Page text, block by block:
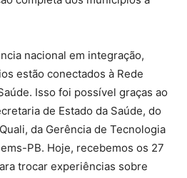
nacional em integração,
estão conectados à Rede
Isso foi possível graças ao
de Estado da Saúde, do
da Gerência de Tecnologia
PB. Hoje, recebemos os 27
trocar experiências sobre